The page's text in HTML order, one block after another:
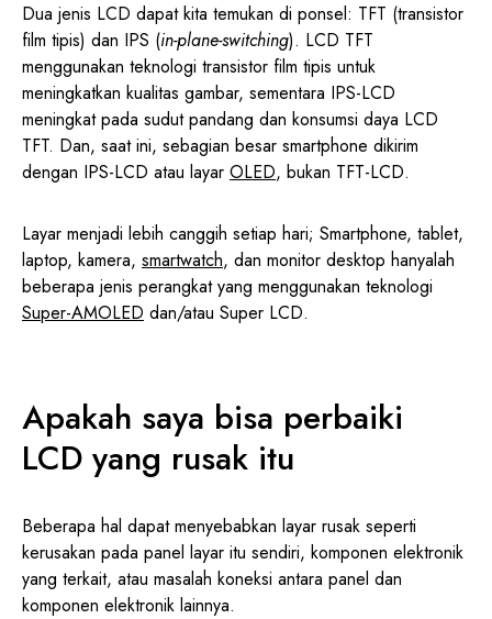
Dua jenis LCD dapat kita temukan di ponsel: TFT (transistor
film tipis) dan IPS (in-plane-switching). LCD TFT
menggunakan teknologi transistor film tipis untuk
meningkatkan kualitas gambar, sementara IPS-LCD
meningkat pada sudut pandang dan konsumsi daya LCD
TFT. Dan, saat ini, sebagian besar smartphone dikirim
dengan IPS-LCD atau layar OLED, bukan TFT-LCD.
Layar menjadi lebih canggih setiap hari; Smartphone, tablet,
laptop, kamera, smartwatch, dan monitor desktop hanyalah
beberapa jenis perangkat yang menggunakan teknologi
Super-AMOLED dan/atau Super LCD.
Apakah saya bisa perbaiki
LCD yang rusak itu
Beberapa hal dapat menyebabkan layar rusak seperti
kerusakan pada panel layar itu sendiri, komponen elektronik
yang terkait, atau masalah koneksi antara panel dan
komponen elektronik lainnya.